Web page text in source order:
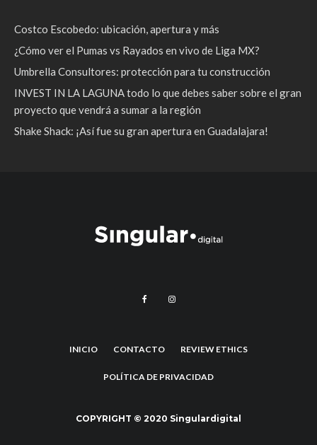
Costco Escobedo: ubicación, apertura y más
¿Cómo ver el Pumas vs Rayados en vivo de Liga MX?
Umbrella Consultores: protección para tu construcción
INVEST IN LA LAGUNA todo lo que debes saber sobre el gran
proyecto que vendrá a sumar a la región
Shake Shack: ¡Así fue su gran apertura en Guadalajara!
INICIO CONTACTO REVIEW ETHICS
POLÍTICA DE PRIVACIDAD
COPYRIGHT © 2020 Singulardigital